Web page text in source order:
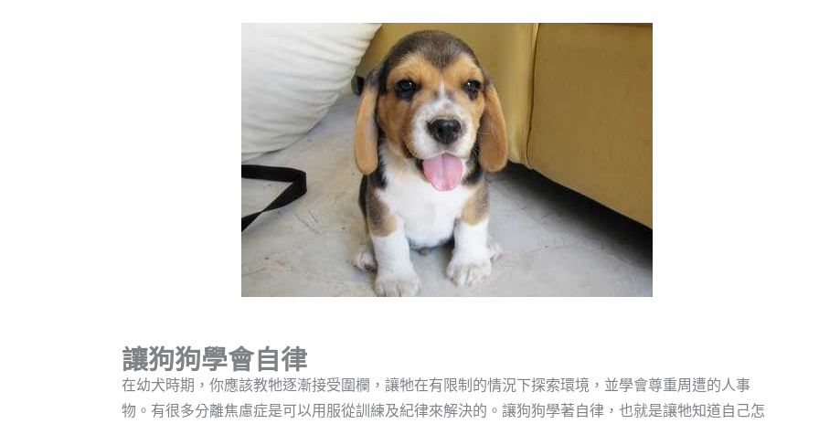
讓狗狗學會自律
在幼犬時期，你應該教牠逐漸接受圍欄，讓牠在有限制的情況下探索環境，並學會尊重周遭的人事
物。有很多分離焦慮症是可以用服從訓練及紀律來解決的。讓狗狗學著自律，也就是讓牠知道自己怎